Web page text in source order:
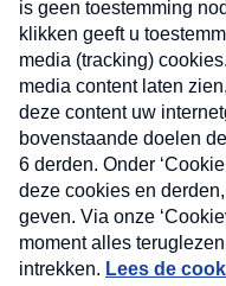
Nieuwsbrief
Neem hier een
nieuwsbrief. Elke